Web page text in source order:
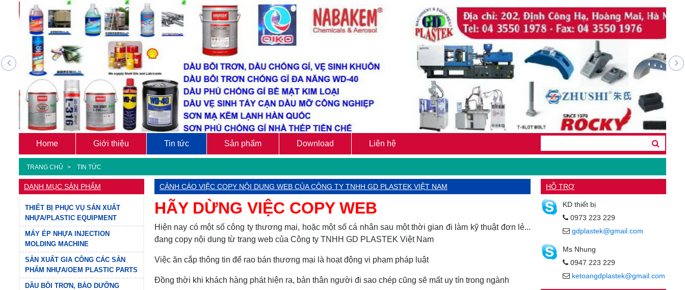
Home Giới thiệu Tin tức Sản phẩm Download Liên hệ
TRANG CHỦ TIN TỨC
DANH MỤC SẢN PHẨM
THIẾT BỊ PHỤC VỤ SẢN XUẤT
NHỰA/PLASTIC EQUIPMENT
MÁY ÉP NHỰA INJECTION
MOLDING MACHINE
SẢN XUẤT GIA CÔNG CÁC SẢN
PHẨM NHỰA/OEM PLASTIC PARTS
DẦU BÔI TRƠN, BẢO DƯỠNG
CẢNH CÁO VIỆC COPY NỘI DUNG WEB CỦA CÔNG TY TNHH GD PLASTEK VIỆT NAM
HÃY DỪNG VIỆC COPY WEB
Hiện nay có một số công ty thương mại, hoặc một số cá nhân sau một thời gian đi làm kỹ thuật đơn lẻ...
đang copy nội dung từ trang web của Công ty TNHH GD PLASTEK Việt Nam
Việc ăn cắp thông tin để rao bán thương mại là hoạt động vi phạm pháp luật
Đồng thời khi khách hàng phát hiện ra, bản thân người đi sao chép cũng sẽ mất uy tín trong ngành
HỖ TRỢ
KD thiết bị
0973 223 229
gdplastek@gmail.com
Ms Nhung
0947 223 229
ketoangdplastek@gmail.com